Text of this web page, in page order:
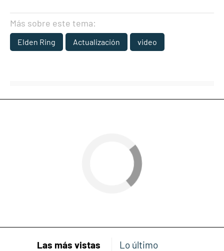
Más sobre este tema:
Elden Ring Actualización video
Las más vistas Lo último